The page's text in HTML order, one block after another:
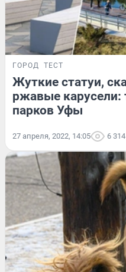
ГОРОД ТЕСТ
Жуткие статуи,
ржавые карусели:
парков Уфы
27 апреля, 2022, 14:05 6 314